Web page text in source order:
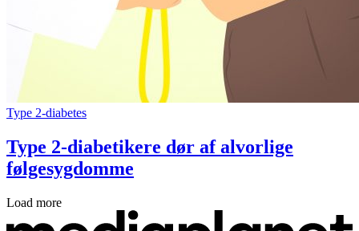
Type 2-diabetes
Type 2-diabetikere dør af alvorlige
følgesygdomme
Load more